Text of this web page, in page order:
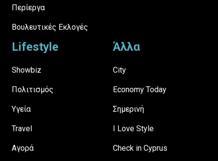
Περίεργα
Βουλευτικές Εκλογές
Lifestyle
Showbiz
Πολιτισμός
Υγεία
Travel
Αγορά
Άλλα
City
Economy Today
Σημερινή
I Love Style
Check in Cyprus